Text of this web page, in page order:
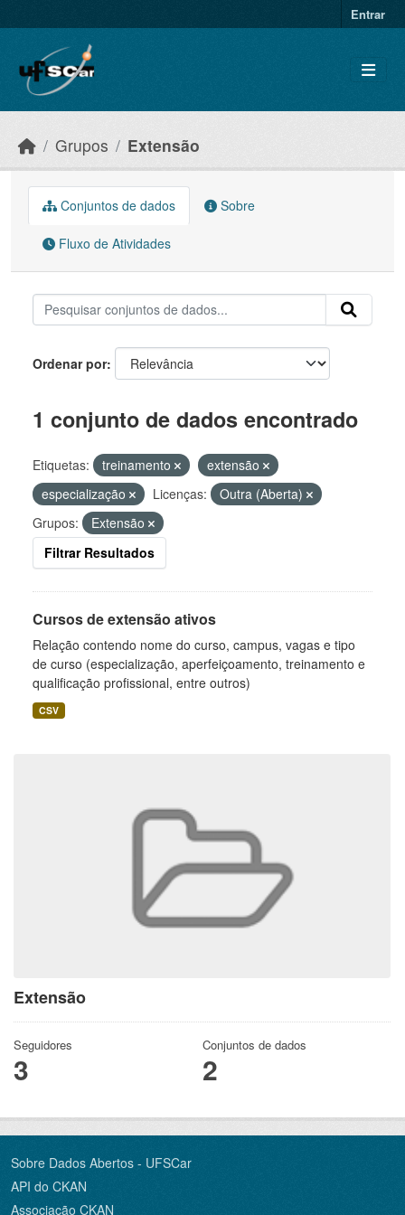
Entrar
Grupos Extensão
Extensão
Seguidores
3
Conjuntos de dados
2
Conjuntos de dados Sobre
Fluxo de Atividades
Ordenar por
1 conjunto de dados encontrado
Etiquetas: treinamento
extensão
especialização
Licenças:
Outra (Aberta)
Grupos:
Extensão
Filtrar Resultados
Cursos de extensão ativos
Relação contendo nome do curso, campus, vagas e tipo
de curso (especialização, aperfeiçoamento, treinamento e
qualificação profissional, entre outros)
CSV
Sobre Dados Abertos - UFSCar
API do CKAN
Associação CKAN